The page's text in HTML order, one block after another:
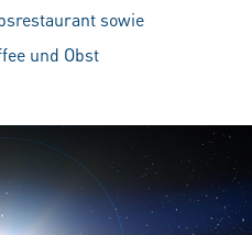
sowie
und Obst